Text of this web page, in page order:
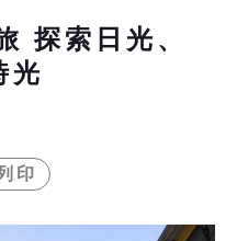
探索日光、
光
印